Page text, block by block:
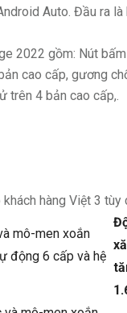
Auto. Đầu ra
2022 gồm: Nút
cao cấp, gương
trên 4 bản cao cấp,.
hàng Việt 3
mô-men xoắn
động 6 cấp và hệ